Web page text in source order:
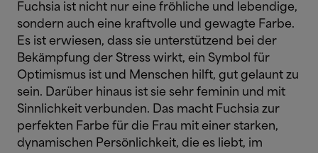
Fuchsia ist nicht nur eine fröhliche und lebendige,
sondern auch eine kraftvolle und gewagte Farbe.
Es ist erwiesen, dass sie unterstützend bei der
Bekämpfung der Stress wirkt, ein Symbol für
Optimismus ist und Menschen hilft, gut gelaunt zu
sein. Darüber hinaus ist sie sehr feminin und mit
Sinnlichkeit verbunden. Das macht Fuchsia zur
perfekten Farbe für die Frau mit einer starken,
dynamischen Persönlichkeit, die es liebt, im